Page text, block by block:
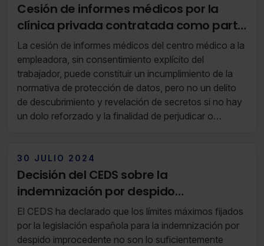
Cesión de informes médicos por la
clínica privada contratada como parte
del servicio médico de empresa
La cesión de informes médicos del centro médico a la
empleadora, sin consentimiento explícito del
trabajador, puede constituir un incumplimiento de la
normativa de protección de datos, pero no un delito
de descubrimiento y revelación de secretos si no hay
un dolo reforzado y la finalidad de perjudicar o
30 JULIO 2024
Decisión del CEDS sobre la
indemnización por despido
improcedente
El CEDS ha declarado que los límites máximos fijados
por la legislación española para la indemnización por
despido improcedente no son lo suficientemente